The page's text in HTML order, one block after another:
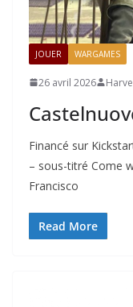
JOUER WARGAMES
26 avril 2026
Financé sur
– sous-titré Come
Francisco
Read More